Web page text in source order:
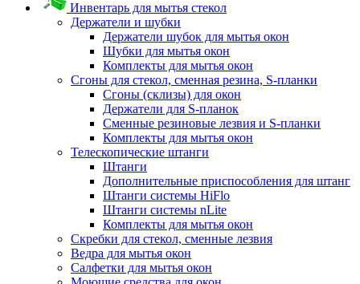
Инвентарь для мытья стекол
Держатели и шубки
Держатели шубок для мытья окон
Шубки для мытья окон
Комплекты для мытья окон
Сгоны для стекол, сменная резина, S-планки
Сгоны (склизы) для окон
Держатели для S-планок
Сменные резиновые лезвия и S-планки
Комплекты для мытья окон
Телескопические штанги
Штанги
Дополнительные приспособления для штанг
Штанги системы HiFlo
Штанги системы nLite
Комплекты для мытья окон
Скребки для стекол, сменные лезвия
Ведра для мытья окон
Салфетки для мытья окон